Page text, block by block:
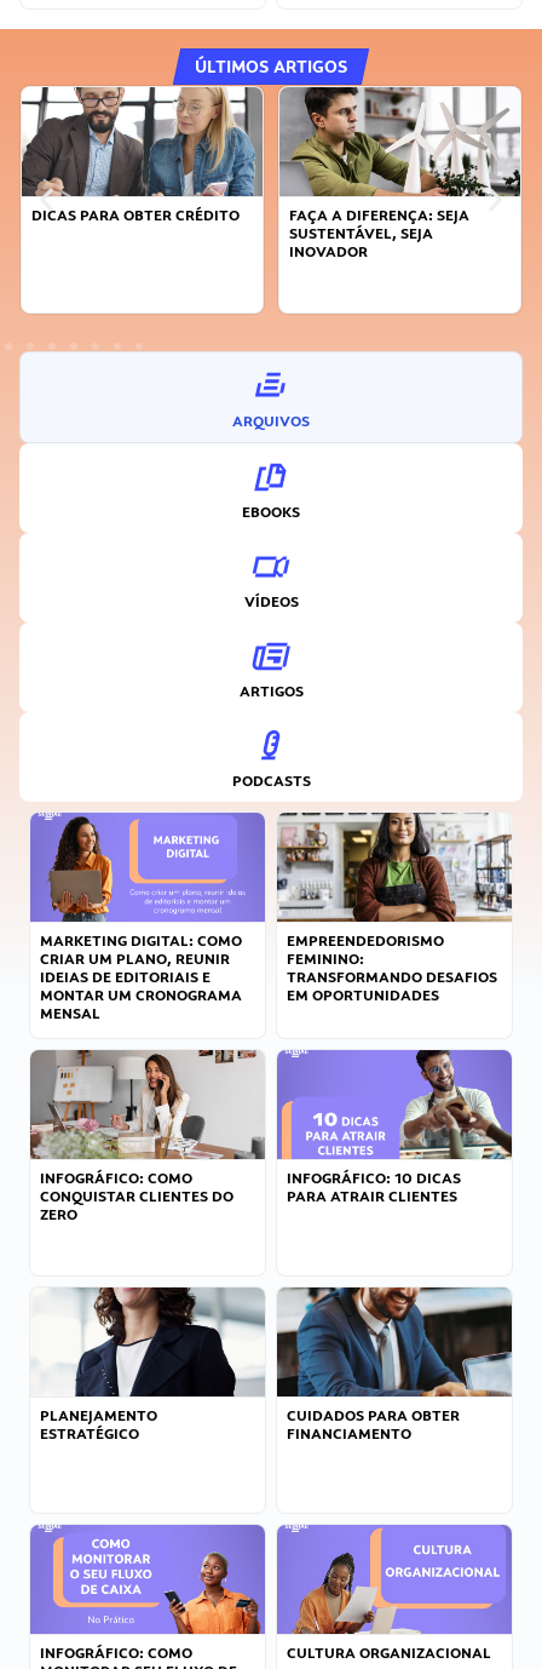
ÚLTIMOS ARTIGOS
DICAS PARA OBTER CRÉDITO
FAÇA A DIFERENÇA: SEJA
SUSTENTÁVEL, SEJA
INOVADOR
ARQUIVOS
EBOOKS
VÍDEOS
ARTIGOS
PODCASTS
MARKETING DIGITAL: COMO
CRIAR UM PLANO, REUNIR
IDEIAS DE EDITORIAIS E
MONTAR UM CRONOGRAMA
MENSAL
EMPREENDEDORISMO
FEMININO:
TRANSFORMANDO DESAFIOS
EM OPORTUNIDADES
INFOGRÁFICO: COMO
CONQUISTAR CLIENTES DO
ZERO
INFOGRÁFICO: 10 DICAS
PARA ATRAIR CLIENTES
PLANEJAMENTO
ESTRATÉGICO
CUIDADOS PARA OBTER
FINANCIAMENTO
INFOGRÁFICO: COMO
CULTURA ORGANIZACIONAL